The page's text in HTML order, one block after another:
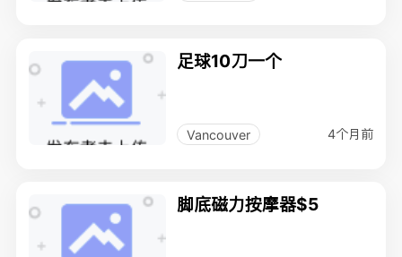
足球10刀一个
Vancouver 4个月前
脚底磁力按摩器$5